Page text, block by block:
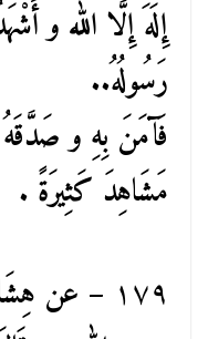
إِلَهَ إِلَّا الله و
رَسُولُهُ..
فَآمَنَ بِهِ و
مَشَاهِدَ كَثِيرَةً .
١٧٩ – عن